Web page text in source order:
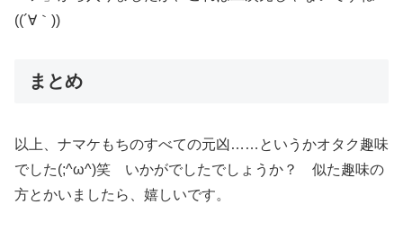
((´∀｀))
まとめ
以上、ナマケもちのすべての元凶……というかオタク趣味
でした(;^ω^)笑 いかがでしたでしょうか？ 似た趣味の
方とかいましたら、嬉しいです。